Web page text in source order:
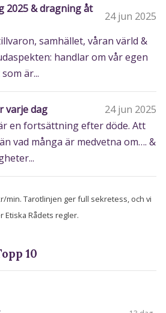
10
2025 & dragning åt
24 jun 2025
samhället, våran värld &
handlar om vår egen
är...
varje dag
24 jun 2025
en fortsättning efter döde. Att
vad många är medvetna om…. &
min. Tarotlinjen ger full sekretess, och vi
Etiska Rådets regler.